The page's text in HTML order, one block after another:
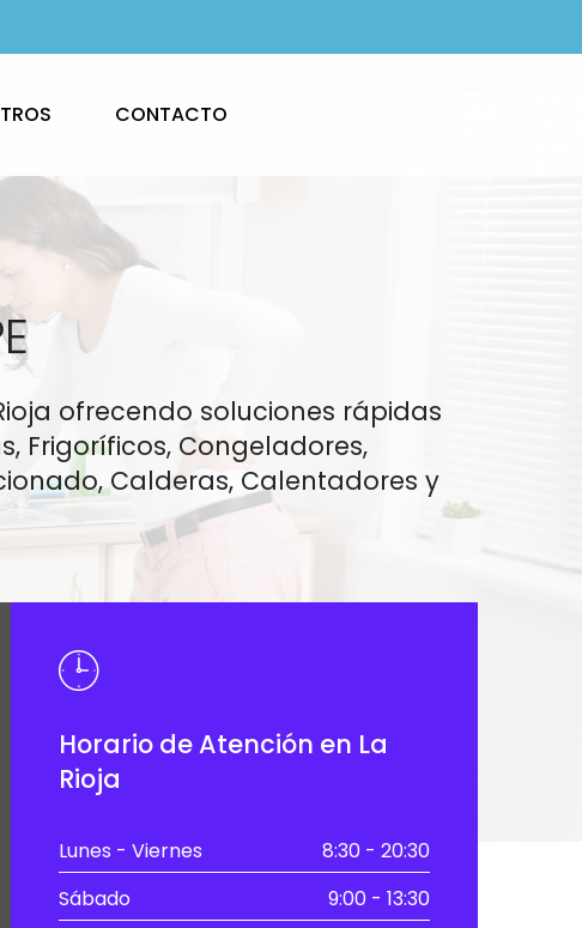
CONTACTO
ofrecendo soluciones rápidas
Frigoríficos, Congeladores,
Calderas, Calentadores y
Horario de Atención en La
Rioja
Lunes - Viernes
8:30 - 20:30
Sábado
9:00 - 13:30